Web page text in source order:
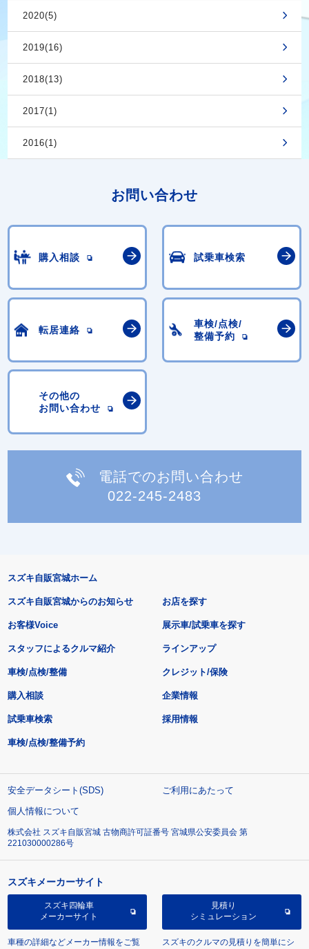
2020(5)
2019(16)
2018(13)
2017(1)
2016(1)
お問い合わせ
購入相談 試乗車検索
転居連絡
車検/点検/
整備予約
その他の
お問い合わせ
電話でのお問い合わせ
022-245-2483
スズキ自販宮城ホーム
スズキ自販宮城からのお知らせ
お客様Voice
スタッフによるクルマ紹介
お店を探す
展示車/試乗車を探す
ラインアップ
車検/点検/整備 クレジット/保険
購入相談
試乗車検索
車検/点検/整備予約
企業情報
採用情報
安全データシート(SDS)
ご利用にあたって
個人情報について
株式会社 スズキ自販宮城 古物商許可証番号 宮城県公安委員会 第
221030000286号
スズキメーカーサイト
スズキ四輪車
メーカーサイト
車種の詳細などメーカー情報をご覧
見積り
シミュレーション
スズキのクルマの見積りを簡単にシ